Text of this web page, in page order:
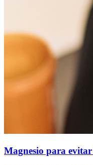
Magnesio para